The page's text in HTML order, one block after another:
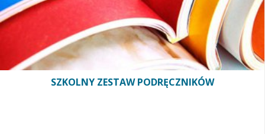
SZKOLNY ZESTAW PODRĘCZNIKÓW